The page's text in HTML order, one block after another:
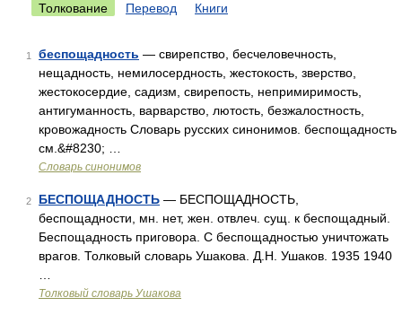
Толкование Перевод Книги
1 беспощадность — свирепство, бесчеловечность,
нещадность, немилосердность, жестокость, зверство,
жестокосердие, садизм, свирепость, непримиримость,
антигуманность, варварство, лютость, безжалостность,
кровожадность Словарь русских синонимов. беспощадность
см.&#8230; …
Словарь синонимов
2 БЕСПОЩАДНОСТЬ — БЕСПОЩАДНОСТЬ,
беспощадности, мн. нет, жен. отвлеч. сущ. к беспощадный.
Беспощадность приговора. С беспощадностью уничтожать
врагов. Толковый словарь Ушакова. Д.Н. Ушаков. 1935 1940
Толковый словарь Ушакова